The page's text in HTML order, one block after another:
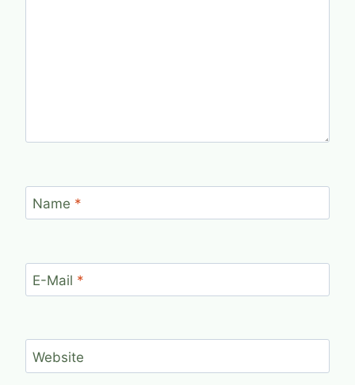
Name *
E-Mail *
Website